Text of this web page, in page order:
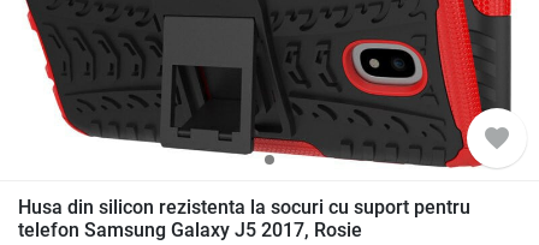
favorite
Husa din silicon rezistenta la socuri cu suport pentru
telefon Samsung Galaxy J5 2017, Rosie